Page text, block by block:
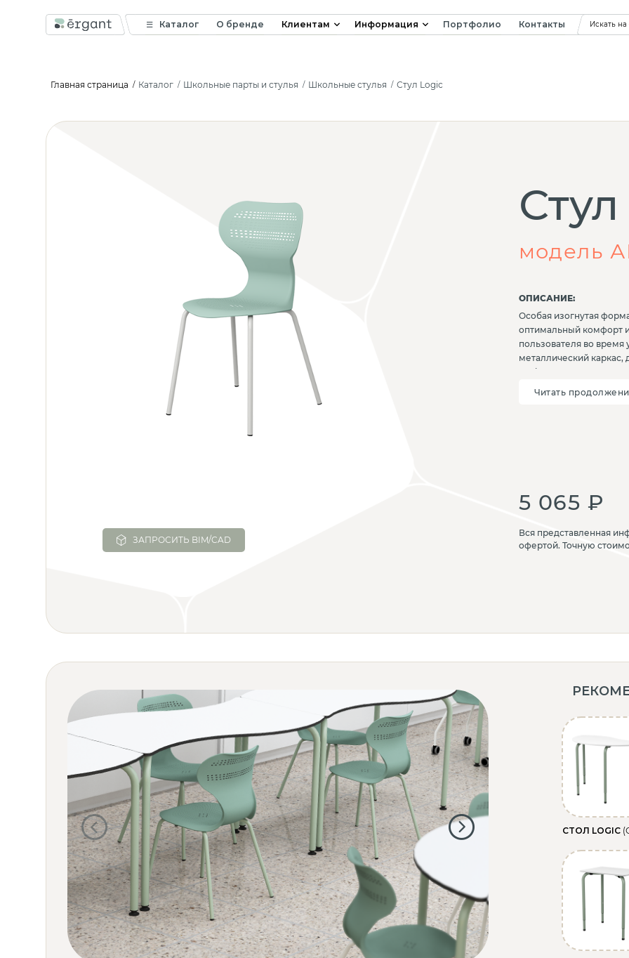
Каталог О бренде Клиентам Информация Портфолио Контакты Искать на
Главная страница Каталог Школьные парты и стулья Школьные стулья Стул Logic
ЗАПРОСИТЬ BIM/CAD
модель
ОПИСАНИЕ:
Особая изогнутая
оптимальный комфорт
пользователя во
металлический
Logic в пространстве,
Простой, лаконичный
функциональным
Читать
5 065 ₽
Вся представленная
офертой. Точную
СТОЛ LOGIC